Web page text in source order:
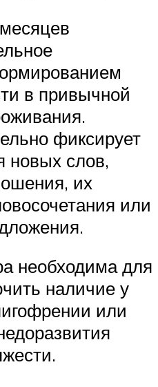
в привычной
фиксирует
новых слов,
их
или
необходима для
наличие у
или